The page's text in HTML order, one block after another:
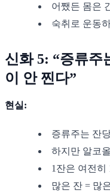
어쨌든 몸은
숙취로 운동
신화 5: “증류주
이 안 찐다”
현실:
증류주는 잔
하지만 알코
1잔은 여전히
많은 잔 = 많